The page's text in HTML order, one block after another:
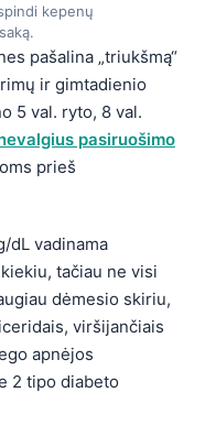
kepenų
pašalina „triukšmą“
ir gimtadienio
5 val. ryto, 8 val.
pasiruošimo
prieš
dL vadinama
tačiau ne visi
dėmesio skiriu,
viršijančiais
apnėjos
2 tipo diabeto